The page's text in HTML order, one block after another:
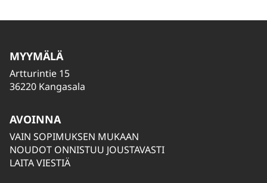
MYYMÄLÄ
Artturintie 15
36220 Kangasala
AVOINNA
VAIN SOPIMUKSEN MUKAAN
NOUDOT ONNISTUU JOUSTAVASTI
LAITA VIESTIÄ